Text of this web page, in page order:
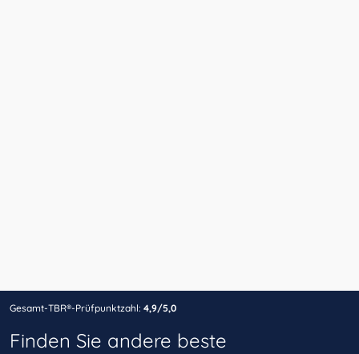
Gesamt-TBR®-Prüfpunktzahl: 4,9/5,0
Finden Sie andere beste